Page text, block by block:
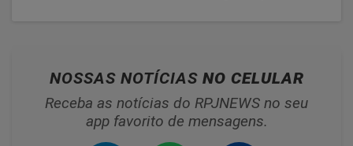
NOSSAS NOTÍCIAS NO CELULAR
Receba as notícias do RPJNEWS no seu
app favorito de mensagens.